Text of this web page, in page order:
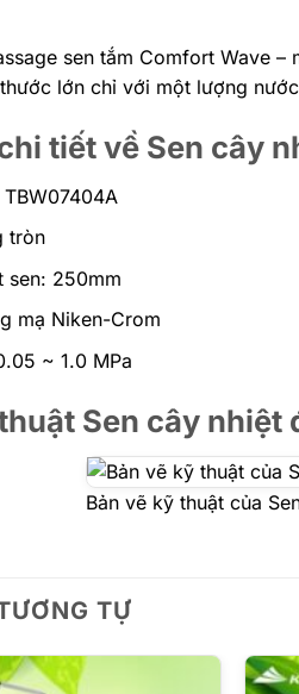
sen tắm Comfort Wave
lớn chỉ với một lượng
tiết về Sen cây
tròn
sen: 250mm
mạ Niken-Crom
~ 1.0 MPa
Sen cây nhiệt
Bản vẽ kỹ thuật của
TỰ